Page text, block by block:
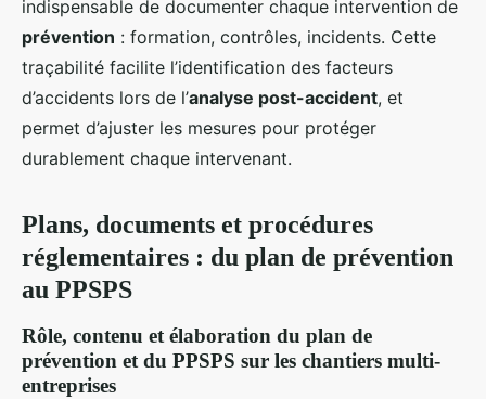
indispensable de documenter chaque intervention de
prévention : formation, contrôles, incidents. Cette
traçabilité facilite l’identification des facteurs
d’accidents lors de l’analyse post-accident, et
permet d’ajuster les mesures pour protéger
durablement chaque intervenant.
Plans, documents et procédures
réglementaires : du plan de prévention
au PPSPS
Rôle, contenu et élaboration du plan de
prévention et du PPSPS sur les chantiers multi-
entreprises